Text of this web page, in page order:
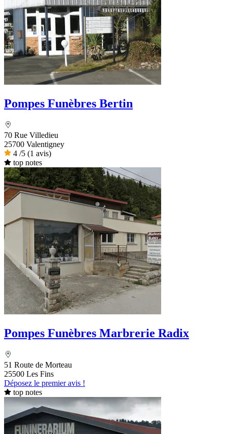
Pompes Funèbres Bertin
70 Rue Villedieu
25700 Valentigney
4 /5 (1 avis)
top notes
Pompes Funèbres Marbrerie Radix
51 Route de Morteau
25500 Les Fins
Déposez le premier avis !
top notes